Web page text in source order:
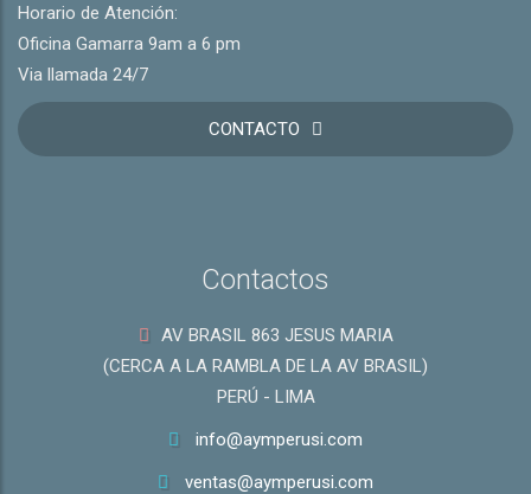
Horario de Atención:
Oficina Gamarra 9am a 6 pm
Via llamada 24/7
CONTACTO
Contactos
AV BRASIL 863 JESUS MARIA
(CERCA A LA RAMBLA DE LA AV BRASIL)
PERÚ - LIMA
info@aymperusi.com
ventas@aymperusi.com